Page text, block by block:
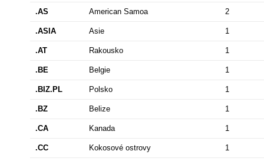
.AS American Samoa 2
.ASIA Asie 1
.AT Rakousko 1
.BE Belgie 1
.BIZ.PL Polsko 1
.BZ Belize 1
.CA Kanada 1
.CC Kokosové ostrovy 1